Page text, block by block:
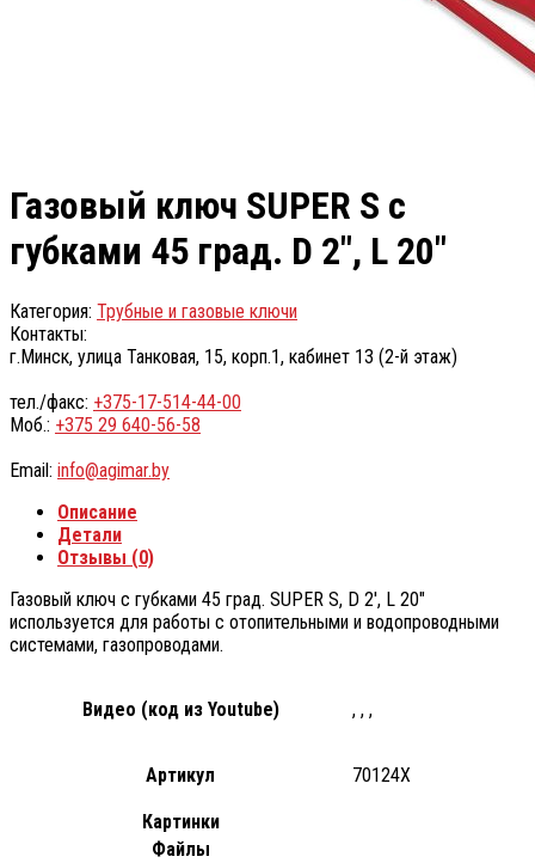
Газовый ключ SUPER S с
губками 45 град. D 2″, L 20″
Категория: Трубные и газовые ключи
Контакты:
г.Минск, улица Танковая, 15, корп.1, кабинет 13 (2-й этаж)
тел./факс: +375-17-514-44-00
Моб.: +375 29 640-56-58
Email: info@agimar.by
Описание
Детали
Отзывы (0)
Газовый ключ с губками 45 град. SUPER S, D 2′, L 20″
используется для работы с отопительными и водопроводными
системами, газопроводами.
Видео (код из Youtube) , , ,
Артикул 70124X
Картинки
Файлы